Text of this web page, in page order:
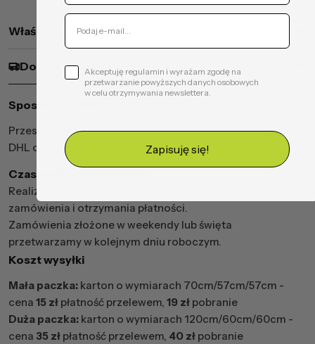
Właściwości produktu
Dostawa i koszt wysyłki
Sposób wysyłki
Przesyłki wysyłamy za pośrednictwem firmy kurierskiej
DHL oraz UPS.
Czas realizacji zamówień
Realizacja trwa od 2 do 5 dni roboczych od złożenia
zamówienia i otrzymania płatności.
Zamówienia złożone w weekendy lub święta
przetwarzamy w kolejnym dniu roboczym.
Koszt wysyłki
Mała paczka: karton o wymiarach 70cm/57cm/57cm -
cena 15 zł płatność przelewem, 19 zł pobranie
Duża paczka: karton o wymiarach 120cm/60cm/60cm -
cena 35 zł płatność przelewem, 40 zł pobranie
Akceptuję regulamin i wyrażam zgodę na
przetwarzanie powyższych danych osobowych
w celu otrzymywania newslettera.
Zapisuję się!